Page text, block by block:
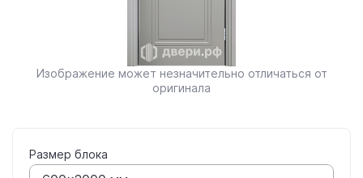
Изображение может незначительно отличаться от
оригинала
Размер блока